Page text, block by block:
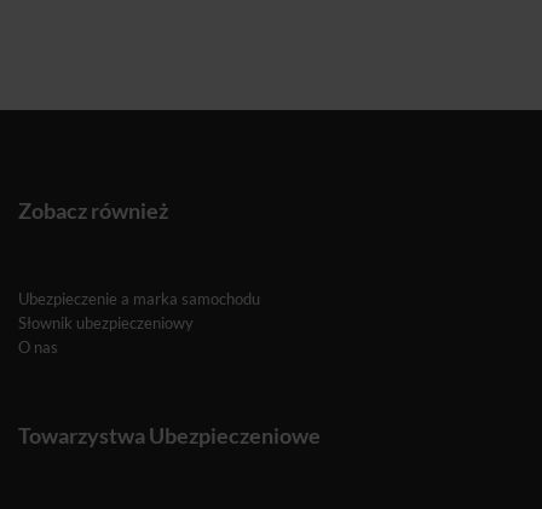
Zobacz również
Ubezpieczenie a marka samochodu
Słownik ubezpieczeniowy
O nas
Towarzystwa Ubezpieczeniowe